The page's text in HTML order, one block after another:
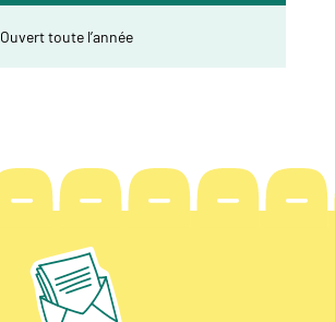
Ouvert toute l’année